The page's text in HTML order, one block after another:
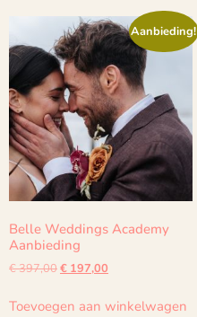
Aanbieding!
Belle Weddings Academy
Aanbieding
€397,00€ 197,00
Toevoegen aan winkelwagen